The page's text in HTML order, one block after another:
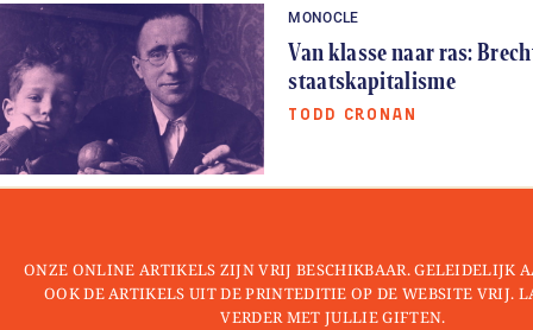
MONOCLE
Van klasse naar ras:
staatskapitalisme
TODD CRONAN
ONZE ONLINE ARTIKELS ZIJN VRIJ BESCHIKBAAR. GELEIDELIJK
OOK DE ARTIKELS UIT DE PRINTEDITIE OP DE WEBSITE VRIJ.
VERDER MET JULLIE GIFTEN.